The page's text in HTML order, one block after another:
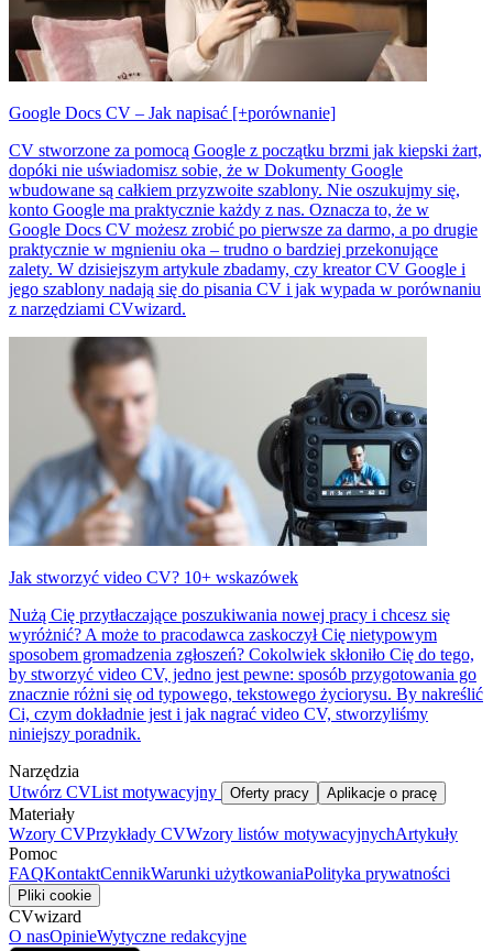
Google Docs CV – Jak napisać [+porównanie]
CV stworzone za pomocą Google z początku brzmi jak kiepski żart,
dopóki nie uświadomisz sobie, że w Dokumenty Google
wbudowane są całkiem przyzwoite szablony. Nie oszukujmy się,
konto Google ma praktycznie każdy z nas. Oznacza to, że w
Google Docs CV możesz zrobić po pierwsze za darmo, a po drugie
praktycznie w mgnieniu oka – trudno o bardziej przekonujące
zalety. W dzisiejszym artykule zbadamy, czy kreator CV Google i
jego szablony nadają się do pisania CV i jak wypada w porównaniu
z narzędziami CVwizard.
Jak stworzyć video CV? 10+ wskazówek
Nużą Cię przytłaczające poszukiwania nowej pracy i chcesz się
wyróżnić? A może to pracodawca zaskoczył Cię nietypowym
sposobem gromadzenia zgłoszeń? Cokolwiek skłoniło Cię do tego,
by stworzyć video CV, jedno jest pewne: sposób przygotowania go
znacznie różni się od typowego, tekstowego życiorysu. By nakreślić
Ci, czym dokładnie jest i jak nagrać video CV, stworzyliśmy
niniejszy poradnik.
Narzędzia
Utwórz CVList motywacyjny Oferty pracy Aplikacje o pracę
Materiały
Wzory CVPrzykłady CVWzory listów motywacyjnychArtykuły
Pomoc
FAQKontaktCennikWarunki użytkowaniaPolityka prywatności
Pliki cookie
CVwizard
O nasOpinieWytyczne redakcyjne